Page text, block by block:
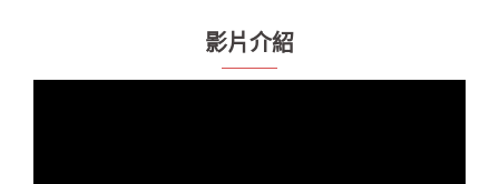
影片介紹